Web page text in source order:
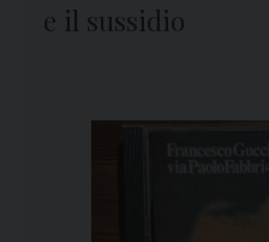
e il sussidio